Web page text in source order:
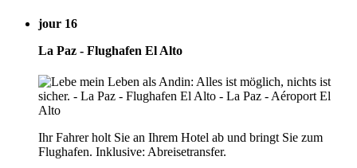
jour 16
La Paz - Flughafen El Alto
Ihr Fahrer holt Sie an Ihrem Hotel ab und bringt Sie zum
Flughafen. Inklusive: Abreisetransfer.